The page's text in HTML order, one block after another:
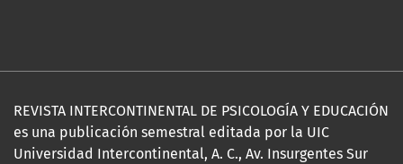
REVISTA INTERCONTINENTAL DE PSICOLOGÍA Y EDUCACIÓN
es una publicación semestral editada por la UIC
Universidad Intercontinental, A. C., Av. Insurgentes Sur